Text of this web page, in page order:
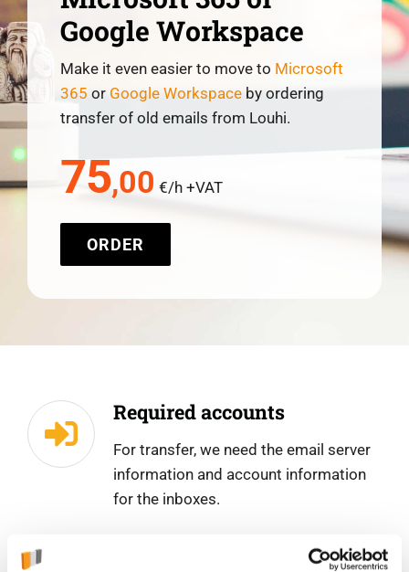
Google Workspace
Make it even easier to move to Microsoft
365 or Google Workspace by ordering
transfer of old emails from Louhi.
75,00 €/h +VAT
ORDER
Required accounts
For transfer, we need the email server
information and account information
for the inboxes.